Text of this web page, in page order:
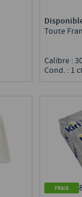
Toute
Calibre :
Cond. : 1